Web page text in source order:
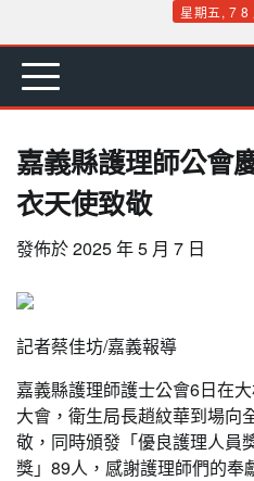
content
星期五, 7 8
首 要 娛 生 社 文
嘉義縣護理師公會
衣天使致敬
發佈於2025 年 5 月 7 日
記者蔡佳坊/嘉義報導
嘉義縣護理師護士公會6日在
大會，衛生局長趙紋華到場向
敬，同時頒發「優良護理人員
獎」89人，感謝護理師們的奉